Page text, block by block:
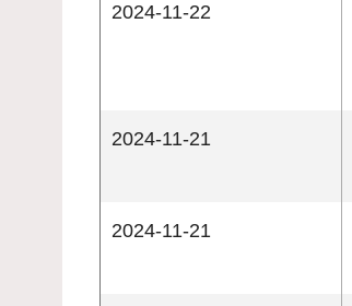
2024-11-22
2024-11-21
2024-11-21